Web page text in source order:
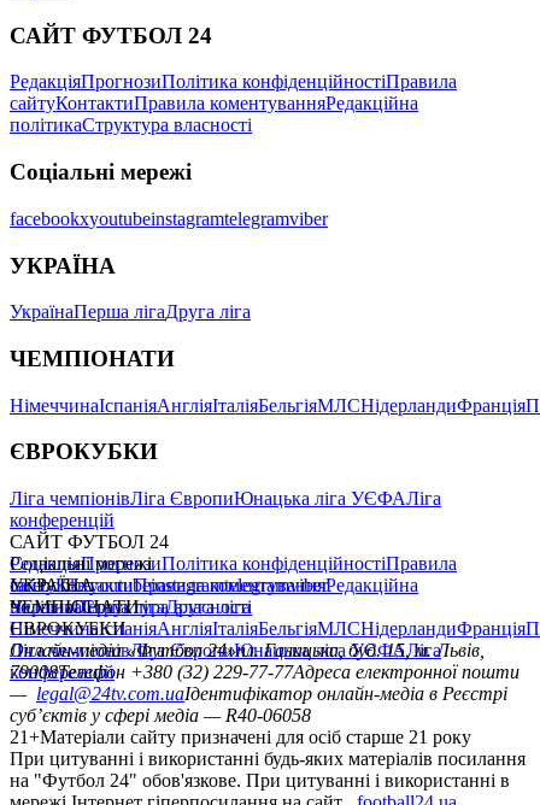
САЙТ ФУТБОЛ 24
РедакціяПрогнозиПолітика конфіденційностіПравила
сайтуКонтактиПравила коментуванняРедакційна
політикаСтруктура власності
Соціальні мережі
facebookxyoutubeinstagramtelegramviber
УКРАЇНА
УкраїнаПерша лігаДруга ліга
ЧЕМПІОНАТИ
НімеччинаІспаніяАнгліяІталіяБельгіяМЛСНідерландиФранція
ЄВРОКУБКИ
Ліга чемпіонівЛіга ЄвропиЮнацька ліга УЄФАЛіга
конференцій
САЙТ ФУТБОЛ 24
РедакціяПрогнозиПолітика конфіденційностіПравила
сайтуКонтактиПравила коментуванняРедакційна
політикаСтруктура власності
Соціальні мережі
facebookxyoutubeinstagramtelegramviber
УКРАЇНА
УкраїнаПерша лігаДруга ліга
ЧЕМПІОНАТИ
НімеччинаІспаніяАнгліяІталіяБельгіяМЛСНідерландиФранція
ЄВРОКУБКИ
Ліга чемпіонівЛіга ЄвропиЮнацька ліга УЄФАЛіга
конференцій
Онлайн-медіа «Футбол 24»пл. Галицька, буд. 15, м. Львів,
79008Телефон +380 (32) 229-77-77Адреса електронної пошти
— legal@24tv.com.uaІдентифікатор онлайн-медіа в Реєстрі
суб’єктів у сфері медіа — R40-06058
21+Матеріали сайту призначені для осіб старше 21 року
При цитуванні і використанні будь-яких матеріалів посилання
на "Футбол 24" обов'язкове. При цитуванні і використанні в